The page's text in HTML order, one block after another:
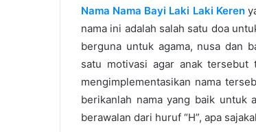
Nama Nama Bayi Laki Laki Keren
nama ini adalah salah satu doa
berguna untuk agama, nusa dan
satu motivasi agar anak tersebut
mengimplementasikan nama
berikanlah nama yang baik untuk
berawalan dari huruf “H”, apa